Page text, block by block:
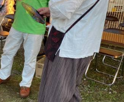
メ
イ
ン
コ
ン